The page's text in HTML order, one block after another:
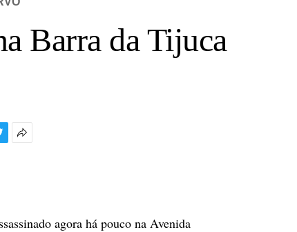
Barra da Tijuca
agora há pouco na Avenida